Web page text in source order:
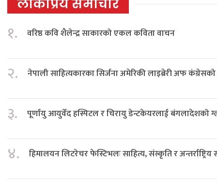
लोकप्रिय समाचार
१. वरिष्ठ कवि शैलेन्द्र साकारको एकल कविता वाचन
२. नेपाली साहित्यकारका सिर्जना अमेरिकी लाइब्रेरी अफ
३. पूर्णायु आयुर्वेद हस्पिटल र चिरायु डेन्टकेयरलाई बंगलादेशको
४. हिमालयन लिटरेचर फेस्टिभलः साहित्य, संस्कृति र अन्तर्राष्ट्रिय